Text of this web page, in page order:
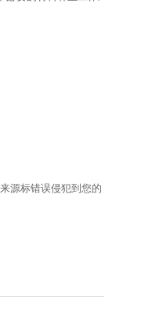
源标错误侵犯到您的